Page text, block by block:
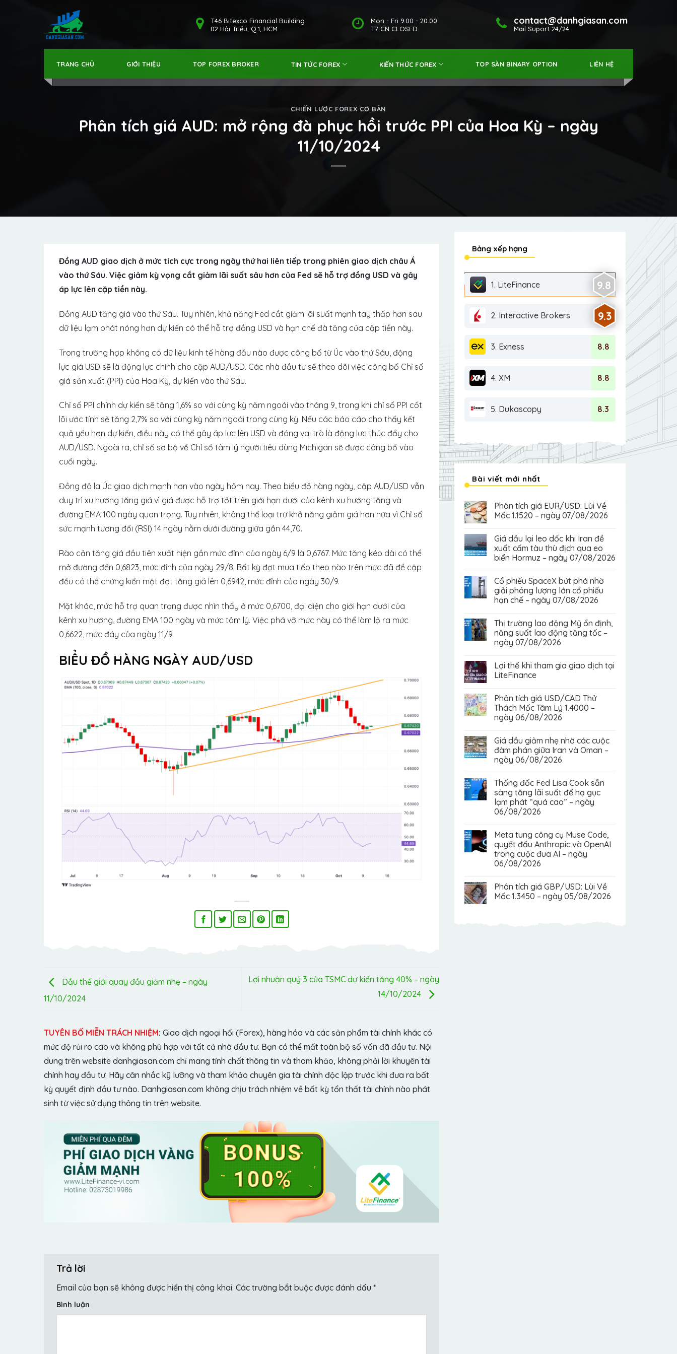
contact@danhgiasan.com
Mail Suport 24/24
Mon - Fri 9.00 - 20.00
T7 CN CLOSED
T46 Bitexco Financial Building
02 Hải Triều, Q.1, HCM.
TRANG CHỦ GIỚI THIỆU TOP FOREX BROKER TIN TỨC FOREX KIẾN THỨC FOREX TOP SÀN BINARY OPTION LIÊN HỆ
CHIẾN LƯỢC FOREX CƠ BẢN
Phân tích giá AUD: mở rộng đà phục hồi trước PPI của Hoa Kỳ – ngày
11/10/2024
Đồng AUD giao dịch ở mức tích cực trong ngày thứ hai liên tiếp trong phiên giao dịch châu Á
vào thứ Sáu. Việc giảm kỳ vọng cắt giảm lãi suất sâu hơn của Fed sẽ hỗ trợ đồng USD và gây
áp lực lên cặp tiền này.
Đồng AUD tăng giá vào thứ Sáu. Tuy nhiên, khả năng Fed cắt giảm lãi suất mạnh tay thấp hơn sau
dữ liệu lạm phát nóng hơn dự kiến ​​có thể hỗ trợ đồng USD và hạn chế đà tăng của cặp tiền này.
Trong trường hợp không có dữ liệu kinh tế hàng đầu nào được công bố từ Úc vào thứ Sáu, động
lực giá USD sẽ là động lực chính cho cặp AUD/USD. Các nhà đầu tư sẽ theo dõi việc công bố Chỉ số
giá sản xuất (PPI) của Hoa Kỳ, dự kiến ​​vào thứ Sáu.
Chỉ số PPI chính dự kiến ​​sẽ tăng 1,6% so với cùng kỳ năm ngoái vào tháng 9, trong khi chỉ số PPI cốt
lõi ước tính sẽ tăng 2,7% so với cùng kỳ năm ngoái trong cùng kỳ. Nếu các báo cáo cho thấy kết
quả yếu hơn dự kiến, điều này có thể gây áp lực lên USD và đóng vai trò là động lực thúc đẩy cho
AUD/USD. Ngoài ra, chỉ số sơ bộ về Chỉ số tâm lý người tiêu dùng Michigan sẽ được công bố vào
cuối ngày.
Đồng đô la Úc giao dịch mạnh hơn vào ngày hôm nay. Theo biểu đồ hàng ngày, cặp AUD/USD vẫn
duy trì xu hướng tăng giá vì giá được hỗ trợ tốt trên giới hạn dưới của kênh xu hướng tăng và
đường EMA 100 ngày quan trọng. Tuy nhiên, không thể loại trừ khả năng giảm giá hơn nữa vì Chỉ số
sức mạnh tương đối (RSI) 14 ngày nằm dưới đường giữa gần 44,70.
Rào cản tăng giá đầu tiên xuất hiện gần mức đỉnh của ngày 6/9 là 0,6767. Mức tăng kéo dài có thể
mở đường đến 0,6823, mức đỉnh của ngày 29/8. Bất kỳ đợt mua tiếp theo nào trên mức đã đề cập
đều có thể chứng kiến ​​một đợt tăng giá lên 0,6942, mức đỉnh của ngày 30/9.
Mặt khác, mức hỗ trợ quan trọng được nhìn thấy ở mức 0,6700, đại diện cho giới hạn dưới của
kênh xu hướng, đường EMA 100 ngày và mức tâm lý. Việc phá vỡ mức này có thể làm lộ ra mức
0,6622, mức đáy của ngày 11/9.
BIỂU ĐỒ HÀNG NGÀY AUD/USD
Dầu thế giới quay đầu giảm nhẹ – ngày
11/10/2024
Lợi nhuận quý 3 của TSMC dự kiến ​​tăng 40% – ngày
14/10/2024
TUYÊN BỐ MIỄN TRÁCH NHIỆM: Giao dịch ngoại hối (Forex), hàng hóa và các sản phẩm tài chính khác có
mức độ rủi ro cao và không phù hợp với tất cả nhà đầu tư. Bạn có thể mất toàn bộ số vốn đã đầu tư. Nội
dung trên website danhgiasan.com chỉ mang tính chất thông tin và tham khảo, không phải lời khuyên tài
chính hay đầu tư. Hãy cân nhắc kỹ lưỡng và tham khảo chuyên gia tài chính độc lập trước khi đưa ra bất
kỳ quyết định đầu tư nào. Danhgiasan.com không chịu trách nhiệm về bất kỳ tổn thất tài chính nào phát
sinh từ việc sử dụng thông tin trên website.
Trả lời
Email của bạn sẽ không được hiển thị công khai. Các trường bắt buộc được đánh dấu *
Bình luận
Bảng xếp hạng
1. LiteFinance 9.8
2. Interactive Brokers 9.3
3. Exness 8.8
4. XM 8.8
5. Dukascopy 8.3
Bài viết mới nhất
Phân tích giá EUR/USD: Lùi Về
Mốc 1.1520 – ngày 07/08/2026
Giá dầu lại leo dốc khi Iran đề
xuất cấm tàu thù địch qua eo
biển Hormuz – ngày 07/08/2026
Cổ phiếu SpaceX bứt phá nhờ
giải phóng lượng lớn cổ phiếu
hạn chế – ngày 07/08/2026
Thị trường lao động Mỹ ổn định,
năng suất lao động tăng tốc –
ngày 07/08/2026
Lợi thế khi tham gia giao dịch tại
LiteFinance
Phân tích giá USD/CAD Thử
Thách Mốc Tâm Lý 1.4000 –
ngày 06/08/2026
Giá dầu giảm nhẹ nhờ các cuộc
đàm phán giữa Iran và Oman –
ngày 06/08/2026
Thống đốc Fed Lisa Cook sẵn
sàng tăng lãi suất để hạ gục
lạm phát “quá cao” – ngày
06/08/2026
Meta tung công cụ Muse Code,
quyết đấu Anthropic và OpenAI
trong cuộc đua AI – ngày
06/08/2026
Phân tích giá GBP/USD: Lùi Về
Mốc 1.3450 – ngày 05/08/2026